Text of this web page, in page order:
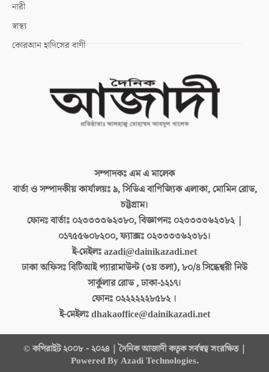
নারী
স্বাস্থ্য
কোরআন হাদিসের বাণী
সম্পাদকঃএম এ মালেক
বার্তা ও সম্পাদকীয় কার্যালয়ঃ৯, সিডিএ বাণিজ্যিক এলাকা, মোমিন রোড,
চট্টগ্রাম।
ফোনঃ বার্তাঃ ০২৩৩৩৩৬২৩৮০, বিজ্ঞাপনঃ ০২৩৩৩৩৬২৩৮২ |
০১৭৫৫৬০৮২০০, ফ্যাক্সঃ ০২৩৩৩৩৬২৩৮১।
ই-মেইলঃazadi@dainikazadi.net
ঢাকা অফিসঃবিটিআই প্যারামাউন্ট (৩য় তলা), ৮০/৪ সিদ্ধেশ্বরী নিউ
সার্কুলার রোড , ঢাকা-১২১৭।
ফোনঃ ০২২২২২২৮৫৮২ ।
ই-মেইলঃdhakaoffice@dainikazadi.net
© কপিরাইট ২০০৮ - ২০২৪ | দৈনিক আজাদী কতৃক সর্বস্বত্ব সংরক্ষিত |
Powered By Azadi Technologies.